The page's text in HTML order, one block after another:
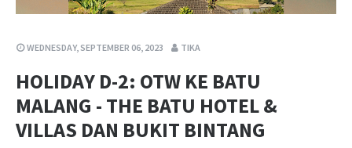
WEDNESDAY, SEPTEMBER 06, 2023 TIKA
HOLIDAY D-2: OTW KE BATU
MALANG - THE BATU HOTEL &
VILLAS DAN BUKIT BINTANG